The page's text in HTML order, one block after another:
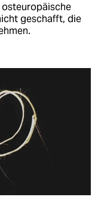
osteuropäische
geschafft, die